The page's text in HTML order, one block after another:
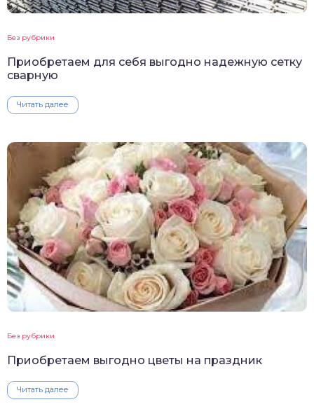
Без рубрики
Приобретаем для себя выгодно надежную сетку
сварную
Читать далее
Без рубрики
Приобретаем выгодно цветы на праздник
Читать далее